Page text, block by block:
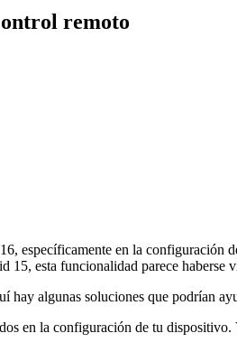
remoto
específicamente en la configuración
esta funcionalidad parece haberse
hay algunas soluciones que podrían
en la configuración de tu dispositivo.